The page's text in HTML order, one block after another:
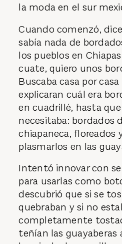
la moda en el sur
Cuando comenzó,
sabía nada de
los pueblos en
cuate, quiero unos
Buscaba casa por
explicaran cuál era
en cuadrillé, hasta
necesitaba: bordados
chiapaneca, floreados
plasmarlos en las
Intentó innovar con
para usarlas como
descubrió que si se
quebraban y si no
completamente
teñían las guayaberas